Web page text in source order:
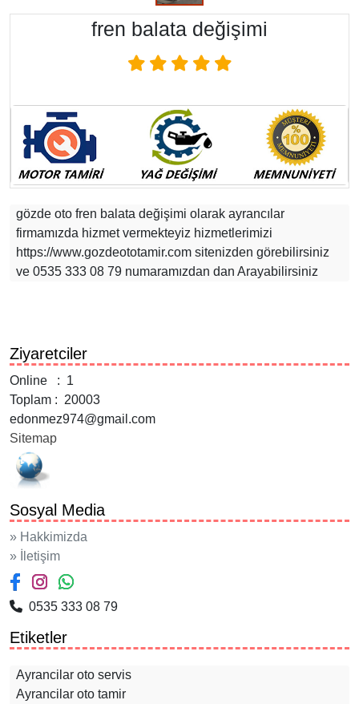
fren balata değişimi
gözde oto fren balata değişimi olarak ayrancılar
firmamızda hizmet vermekteyiz hizmetlerimizi
https://www.gozdeototamir.com sitenizden görebilirsiniz
ve 0535 333 08 79 numaramızdan dan Arayabilirsiniz
Ziyaretciler
Online : 1
Toplam : 20003
edonmez974@gmail.com
Sitemap
Sosyal Media
» Hakkimizda
» İletişim
0535 333 08 79
Etiketler
Ayrancilar oto servis
Ayrancilar oto tamir